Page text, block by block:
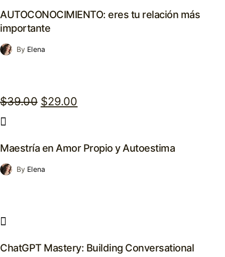
was:
$39.00.
is:
AUTOCONOCIMIENTO: eres tu relación más
importante
By Elena
$39.00 Original
was:
$29.00
is:
Maestría en Amor Propio y Autoestima
By Elena
ChatGPT Mastery: Building Conversational